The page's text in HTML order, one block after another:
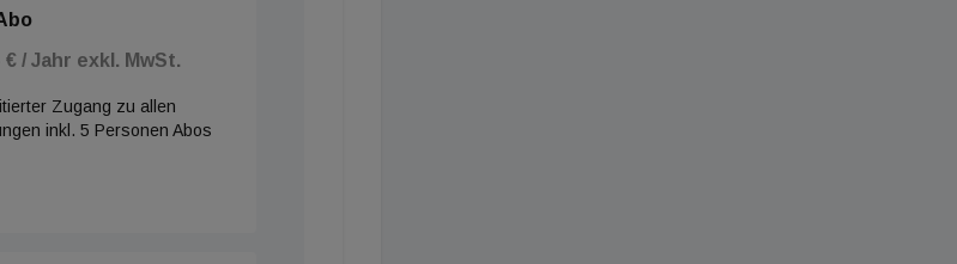
€ / Jahr exkl. MwSt.
Zugang zu allen
inkl. 5 Personen Abos